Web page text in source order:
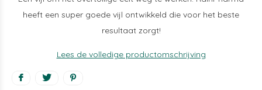
heeft een super goede vijl ontwikkeld die voor het beste
resultaat zorgt!
Lees de volledige productomschrijving